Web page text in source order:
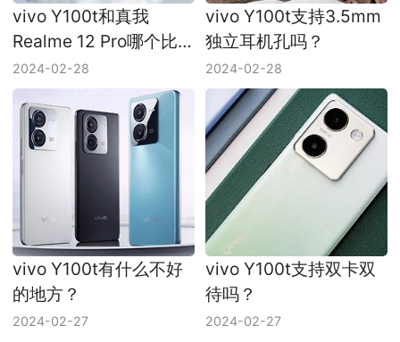
vivo Y100t和真我
Realme 12 Pro哪个比
较好？
2024-02-28
vivo Y100t支持3.5mm
独立耳机孔吗？
2024-02-28
vivo Y100t有什么不好
的地方？
2024-02-27
vivo Y100t支持双卡双
待吗？
2024-02-27